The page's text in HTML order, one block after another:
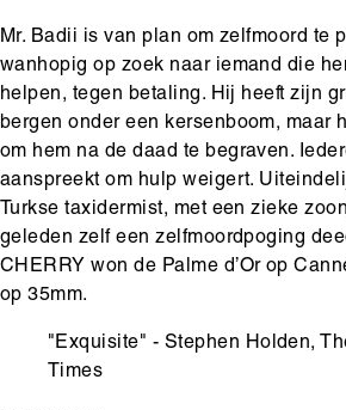
Mr. Badii is van plan om zelfmoord te
wanhopig op zoek naar iemand die
helpen, tegen betaling. Hij heeft zijn
bergen onder een kersenboom, maar
om hem na de daad te begraven.
aanspreekt om hulp weigert.
Turkse taxidermist, met een zieke
geleden zelf een zelfmoordpoging
CHERRY won de Palme d’Or op
op 35mm.
"Exquisite" - Stephen Holden,
Times